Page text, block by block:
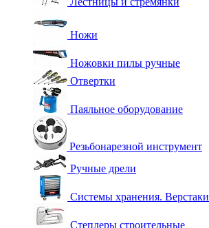
Ножи
Ножовки пилы ручные
Отвертки
Паяльное оборудование
Резьбонарезной инструмент
Ручные дрели
Системы хранения. Верстаки
Степлеры строительные